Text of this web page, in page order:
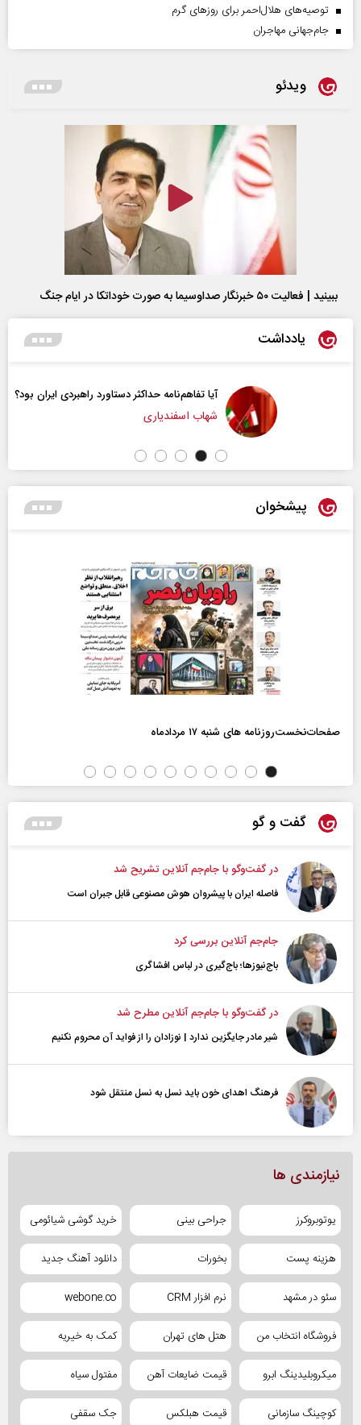
توصیه‌های هلال‌احمر برای روز‌های گرم
جام‌جهانی مهاجران
ویدئو
ببینید | فعالیت ۵۰ خبرنگار صداوسیما به صورت خوداتکا در ایام جنگ
یادداشت
آیا تفاهم‌نامه حداکثر دستاورد راهبردی ایران بود؟
شهاب اسفندیاری
پیشخوان
صفحات‌نخست‌روزنامه ها‌ی شنبه ۱۷ مردادماه
گفت و گو
در گفت‌و‌گو با جام‌جم آنلاین تشریح شد
فاصله ایران با پیشرو‌ان هوش مصنوعی قابل جبران است
جام‌جم آنلاین بررسی کرد
باج‌نیوزها؛ باج‌گیری در لباس افشاگری
در گفت‌و‌گو با جام‌جم آنلاین مطرح شد
شیر مادر جایگزین ندارد | نوزادان را از فواید آن محروم نکنیم
فرهنگ اهدای خون باید نسل به نسل منتقل شود
نیازمندی ها
یوتوبروکرز جراحی بینی خرید گوشی شیائومی
هزینه پست بخورات دانلود آهنگ جدید
سئو در مشهد نرم افزار CRM webone.co
فروشگاه انتخاب من هتل های تهران کمک به خیریه
میکروبلیدینگ ابرو قیمت ضایعات آهن مفتول سیاه
کوچینگ سازمانی قیمت هبلکس جک سقفی